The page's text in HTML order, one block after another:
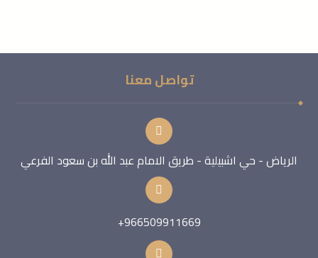
تواصل معنا
الرياض - حي اشبيلية - طريق الامام عبد الله بن سعود الفرعي
966509911669+